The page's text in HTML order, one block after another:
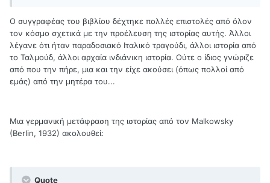
Ο συγγραφέας του βιβλίου δέχτηκε πολλές επιστολές από όλον
τον κόσμο σχετικά με την προέλευση της ιστορίας αυτής. Άλλοι
λέγανε ότι ήταν παραδοσιακό Ιταλικό τραγούδι, άλλοι ιστορία από
το Ταλμούδ, άλλοι αρχαία ινδιάνικη ιστορία. Ούτε ο ίδιος γνώριζε
από που την πήρε, μια και την είχε ακούσει (όπως πολλοί από
εμάς) από την μητέρα του...
Μια γερμανική μετάφραση της ιστορίας από τον Malkowsky
(Berlin, 1932) ακολουθεί:
Quote